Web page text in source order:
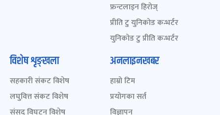
फ्रन्टलाइन हिरोज्
प्रीति टु युनिकोड कन्भर्टर
युनिकोड टु प्रीति कन्भर्टर
विशेष शृङ्खला
सहकारी संकट विशेष
लघुवित्त संकट विशेष
संसद् विघटन विशेष
अनलाइनखबर
हाम्रो टिम
प्रयोगका सर्त
विज्ञापन